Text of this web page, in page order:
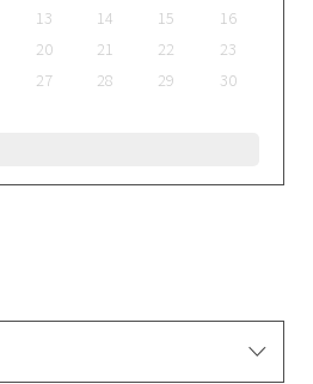
13 14 15
16
20 21 22
23
27 28 29
30